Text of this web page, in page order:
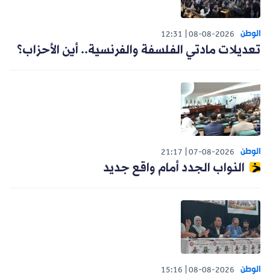
الوطن 08-08-2026
12:31
تعديلات مادتي الفلسفة والفرنسية.. أين الأحزاب؟
الوطن 07-08-2026
21:17
النواب الجدد أمام واقع جديد
الوطن 08-08-2026
15:16